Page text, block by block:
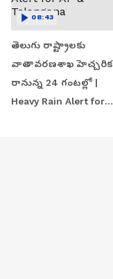
తెలుగు రాష్ట్రాలకు
వాతావరణశాఖ హెచ్చరిక
రానున్న 24 గంటల్లో |
Heavy Rain Alert for
08:43